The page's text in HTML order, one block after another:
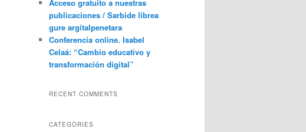
Acceso gratuito a nuestras
publicaciones / Sarbide librea
gure argitalpenetara
Conferencia online. Isabel
Celaá: “Cambio educativo y
transformación digital”
RECENT COMMENTS
CATEGORIES